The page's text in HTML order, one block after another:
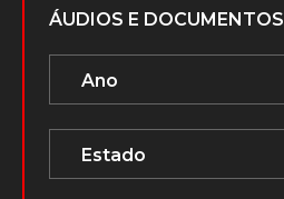
ÁUDIOS E DOCUMENTOS